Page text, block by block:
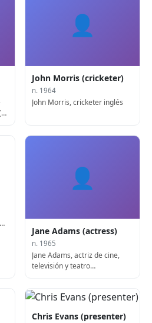
👤
John Morris (cricketer)
n. 1964
John Morris, cricketer inglés
👤
Jane Adams (actress)
n. 1965
Jane Adams, actriz de cine,
televisión y teatro
Chris Evans (presenter)